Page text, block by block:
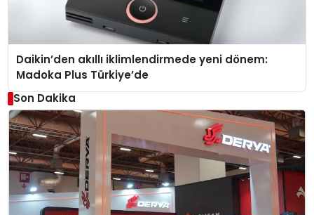
Daikin’den akıllı iklimlendirmede yeni dönem:
Madoka Plus Türkiye’de
Son Dakika